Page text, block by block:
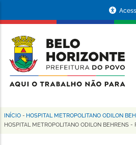
conteúdo
principal
da
Prefeitura
de
Horizonte
Trilha
INÍCIO - HOSPITAL METROPOLITANO ODILON
HOSPITAL METROPOLITANO ODILON BEHRENS